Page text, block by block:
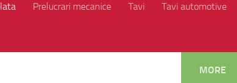
Prelucrari mecanice Tavi Tavi automotive
MORE